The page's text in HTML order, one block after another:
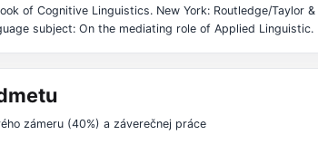
of Cognitive Linguistics. New York: Routledge/Taylor
subject: On the mediating role of Applied
zámeru (40%) a záverečnej práce